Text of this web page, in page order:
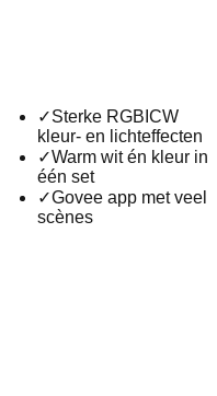
✓Sterke RGBICW
kleur- en lichteffecten
✓Warm wit én kleur in
één set
✓Govee app met veel
scènes